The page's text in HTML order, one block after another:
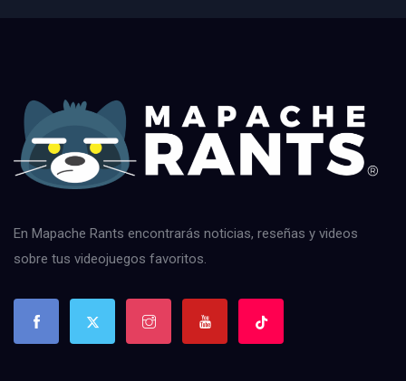
En Mapache Rants encontrarás noticias, reseñas y videos
sobre tus videojuegos favoritos.